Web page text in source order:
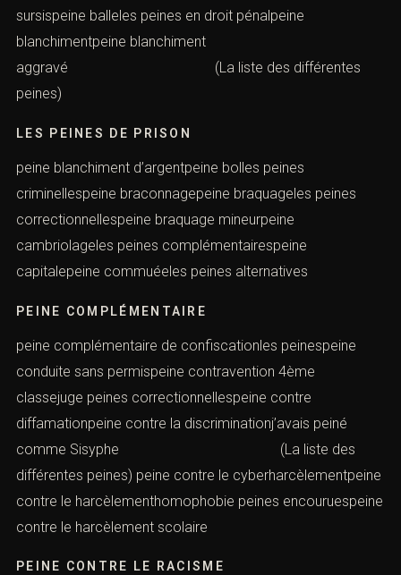
sursispeine balleles peines en droit pénalpeine
blanchimentpeine blanchiment
aggravé (La liste des différentes
peines)
LES PEINES DE PRISON
peine blanchiment d’argentpeine bolles peines
criminellespeine braconnagepeine braquageles peines
correctionnellespeine braquage mineurpeine
cambriolageles peines complémentairespeine
capitalepeine commuéeles peines alternatives
PEINE COMPLÉMENTAIRE
peine complémentaire de confiscationles peinespeine
conduite sans permispeine contravention 4ème
classejuge peines correctionnellespeine contre
diffamationpeine contre la discriminationj’avais peiné
comme Sisyphe (La liste des
différentes peines) peine contre le cyberharcèlementpeine
contre le harcèlementhomophobie peines encouruespeine
contre le harcèlement scolaire
PEINE CONTRE LE RACISME